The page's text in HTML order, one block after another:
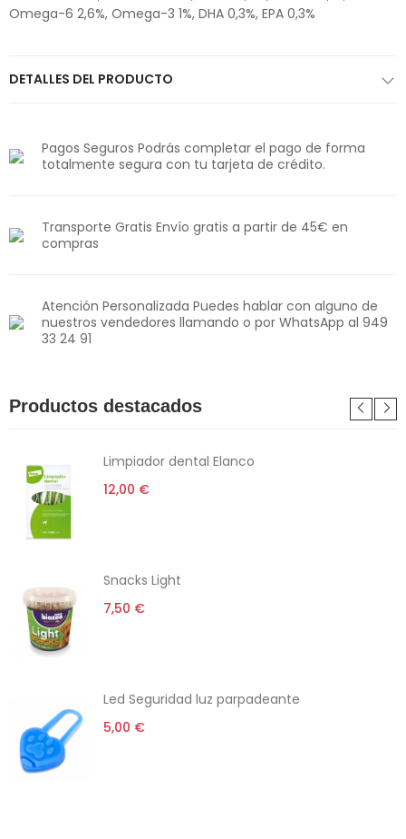
Omega-6 2,6%, Omega-3 1%, DHA 0,3%, EPA 0,3%
DETALLES DEL PRODUCTO
Pagos Seguros Podrás completar el pago de forma
totalmente segura con tu tarjeta de crédito.
Transporte Gratis Envío gratis a partir de 45€ en
compras
Atención Personalizada Puedes hablar con alguno de
nuestros vendedores llamando o por WhatsApp al 949
33 24 91
Productos destacados
Limpiador dental Elanco
12,00 €
Snacks Light
7,50 €
Led Seguridad luz parpadeante
5,00 €